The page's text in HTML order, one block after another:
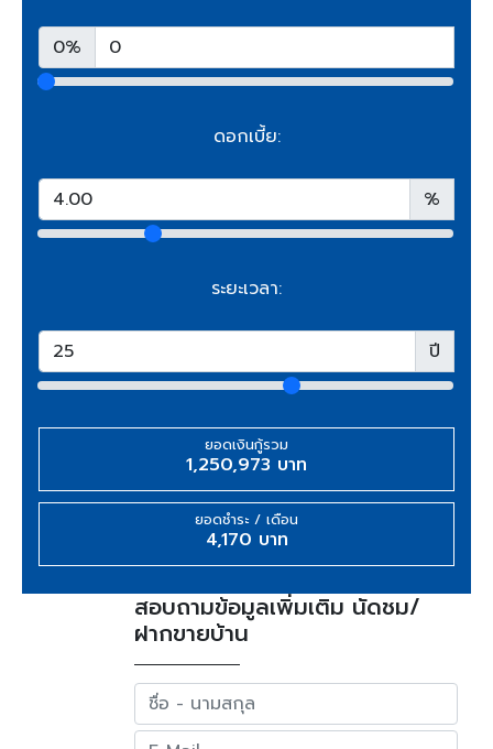
0%
ดอกเบี้ย:
%
ระยะเวลา:
ปี
ยอดเงินกู้รวม
1,250,973 บาท
ยอดชำระ / เดือน
4,170 บาท
สอบถามข้อมูลเพิ่มเติม นัดชม/
ฝากขายบ้าน